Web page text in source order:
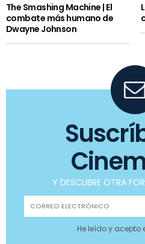
The Smashing Machine | El
combate más humano de
Dwayne Johnson
Y DESCUBRE OTRA
He leído y acepto